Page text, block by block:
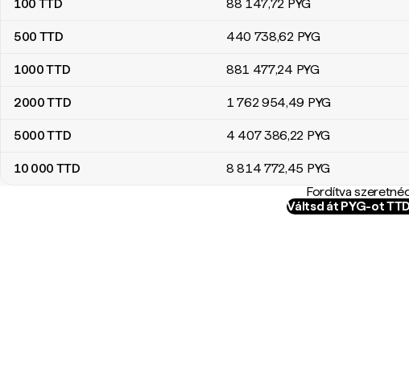
100 TTD 88 147,72 PYG
500 TTD 440 738,62 PYG
1000TTD 881 477,24 PYG
2000TTD 1 762 954,49 PYG
5000TTD 4 407 386,22 PYG
10 000 TTD 8 814 772,45 PYG
Fordítva
Váltsd át PYG-ot